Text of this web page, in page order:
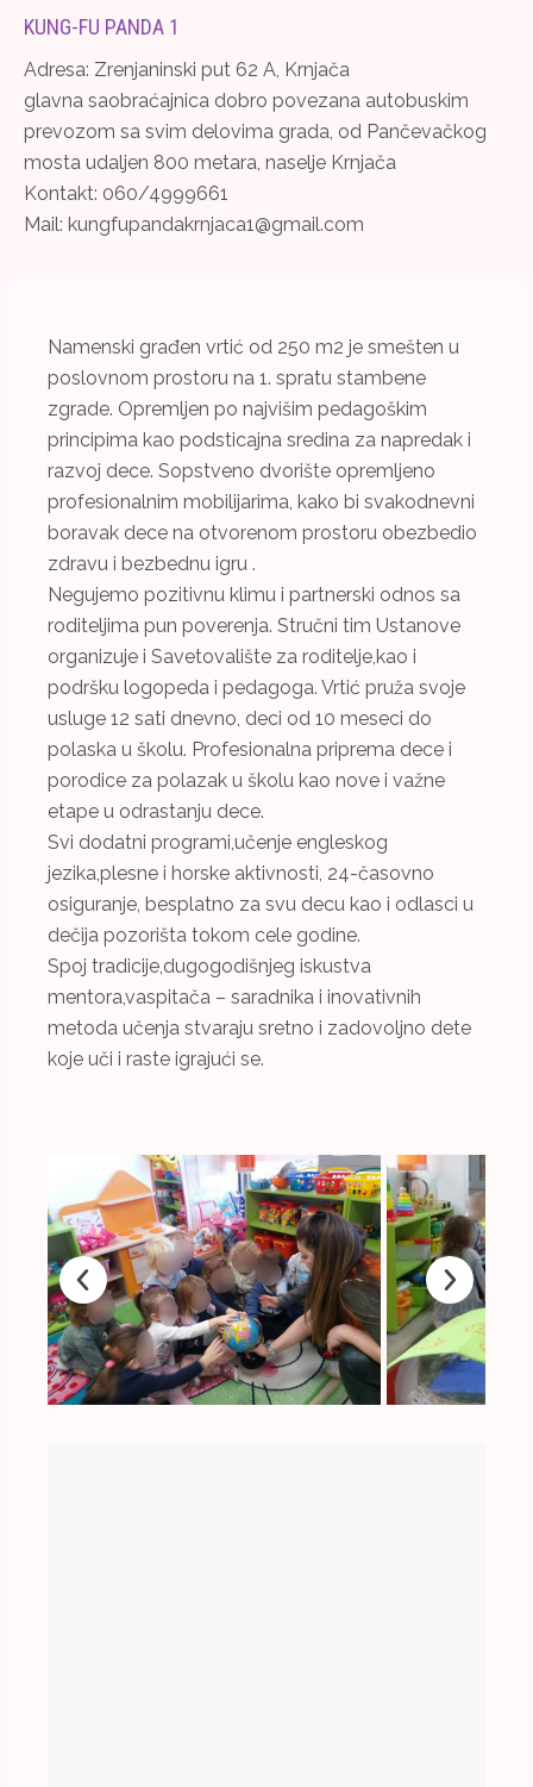
KUNG-FU PANDA 1
Adresa: Zrenjaninski put 62 A, Krnjača
glavna saobraćajnica dobro povezana autobuskim
prevozom sa svim delovima grada, od Pančevačkog
mosta udaljen 800 metara, naselje Krnjača
Kontakt: 060/4999661
Mail: kungfupandakrnjaca1@gmail.com
Namenski građen vrtić od 250 m2 je smešten u
poslovnom prostoru na 1. spratu stambene
zgrade. Opremljen po najvišim pedagoškim
principima kao podsticajna sredina za napredak i
razvoj dece. Sopstveno dvorište opremljeno
profesionalnim mobilijarima, kako bi svakodnevni
boravak dece na otvorenom prostoru obezbedio
zdravu i bezbednu igru .
Negujemo pozitivnu klimu i partnerski odnos sa
roditeljima pun poverenja. Stručni tim Ustanove
organizuje i Savetovalište za roditelje,kao i
podršku logopeda i pedagoga. Vrtić pruža svoje
usluge 12 sati dnevno, deci od 10 meseci do
polaska u školu. Profesionalna priprema dece i
porodice za polazak u školu kao nove i važne
etape u odrastanju dece.
Svi dodatni programi,učenje engleskog
jezika,plesne i horske aktivnosti, 24-časovno
osiguranje, besplatno za svu decu kao i odlasci u
dečija pozorišta tokom cele godine.
Spoj tradicije,dugogodišnjeg iskustva
mentora,vaspitača – saradnika i inovativnih
metoda učenja stvaraju sretno i zadovoljno dete
koje uči i raste igrajući se.